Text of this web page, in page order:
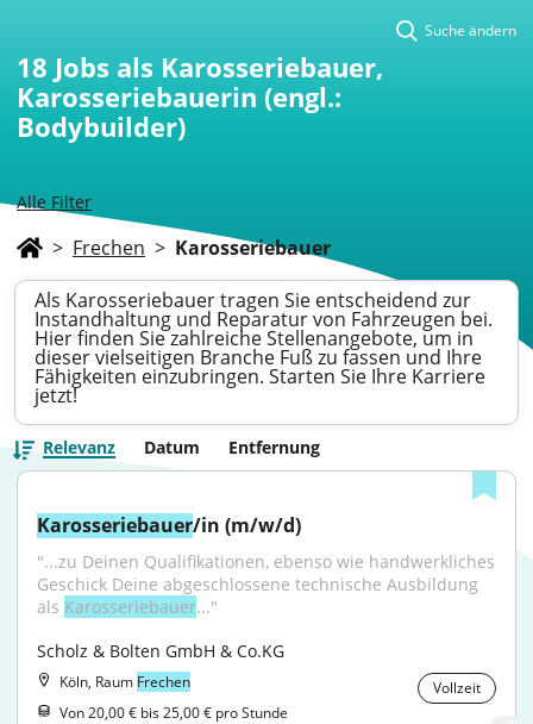
Alle Filter
Suche ändern
18 Jobs als Karosseriebauer,
Karosseriebauerin (engl.:
Bodybuilder)
> Frechen > Karosseriebauer
Als Karosseriebauer tragen Sie entscheidend zur
Instandhaltung und Reparatur von Fahrzeugen bei.
Hier finden Sie zahlreiche Stellenangebote, um in
dieser vielseitigen Branche Fuß zu fassen und Ihre
Fähigkeiten einzubringen. Starten Sie Ihre Karriere
jetzt!
Relevanz Datum Entfernung
Karosseriebauer/in (m/w/d)
"...zu Deinen Qualifikationen, ebenso wie handwerkliches
Geschick Deine abgeschlossene technische Ausbildung
als Karosseriebauer..."
Scholz & Bolten GmbH & Co.KG
Köln, Raum Frechen
Vollzeit
Von 20,00 € bis 25,00 € pro Stunde